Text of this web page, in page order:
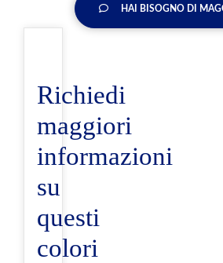
HAI BISOGNO DI
Richiedi
maggiori
informazioni
su
questi
colori